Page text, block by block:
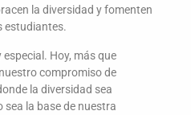
la diversidad y fomenten
estudiantes.
especial. Hoy, más que
compromiso de
la diversidad sea
sea la base de nuestra